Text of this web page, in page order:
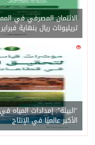
تريليونات ريال بنهاية فبراير 2026
1450
الأكبر عالميًا في الإنتاج